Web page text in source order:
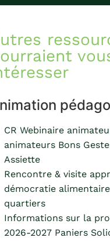
CR Webinaire
animateurs Bons
Assiette
Rencontre & visite
démocratie
quartiers
Informations sur la
2026-2027 Paniers